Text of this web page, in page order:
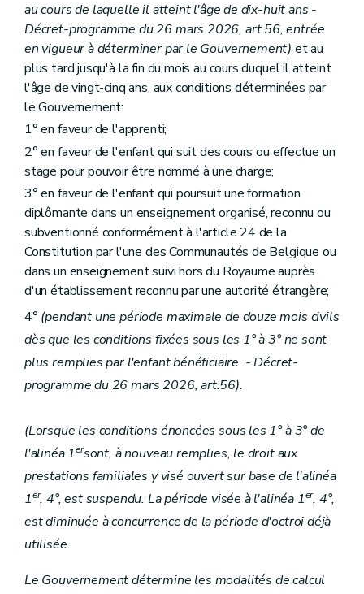
au cours de laquelle il atteint l'âge de dix-huit ans -
Décret-programme du 26 mars 2026, art.56, entrée
en vigueur à déterminer par le Gouvernement) et au
plus tard jusqu'à la fin du mois au cours duquel il atteint
l'âge de vingt-cinq ans, aux conditions déterminées par
le Gouvernement:
1° en faveur de l'apprenti;
2° en faveur de l'enfant qui suit des cours ou effectue un
stage pour pouvoir être nommé à une charge;
3° en faveur de l'enfant qui poursuit une formation
diplômante dans un enseignement organisé, reconnu ou
subventionné conformément à l'article 24 de la
Constitution par l'une des Communautés de Belgique ou
dans un enseignement suivi hors du Royaume auprès
d'un établissement reconnu par une autorité étrangère;
4° (pendant une période maximale de douze mois civils
dès que les conditions fixées sous les 1° à 3° ne sont
plus remplies par l'enfant bénéficiaire. - Décret-
programme du 26 mars 2026, art.56).
(Lorsque les conditions énoncées sous les 1° à 3° de
l'alinéa 1ersont, à nouveau remplies, le droit aux
prestations familiales y visé ouvert sur base de l'alinéa
1er, 4°, est suspendu. La période visée à l'alinéa 1er, 4°,
est diminuée à concurrence de la période d'octroi déjà
utilisée.
Le Gouvernement détermine les modalités de calcul